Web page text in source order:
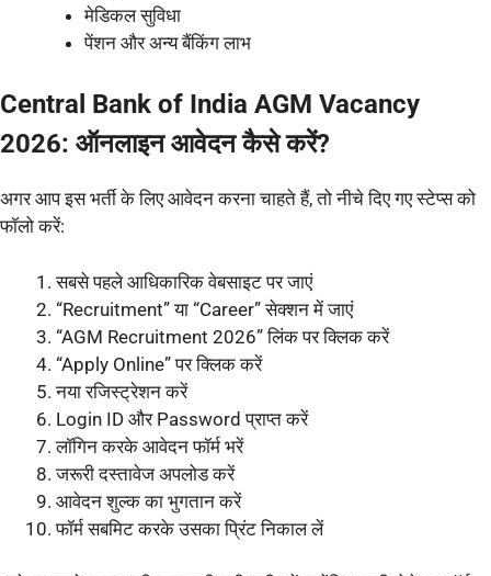
मेडिकल सुविधा
पेंशन और अन्य बैंकिंग लाभ
Central Bank of India AGM Vacancy
2026: ऑनलाइन आवेदन कैसे करें?
अगर आप इस भर्ती के लिए आवेदन करना चाहते हैं, तो नीचे दिए गए स्टेप्स को
फॉलो करें:
सबसे पहले आधिकारिक वेबसाइट पर जाएं
“Recruitment” या “Career” सेक्शन में जाएं
“AGM Recruitment 2026” लिंक पर क्लिक करें
“Apply Online” पर क्लिक करें
नया रजिस्ट्रेशन करें
Login ID और Password प्राप्त करें
लॉगिन करके आवेदन फॉर्म भरें
जरूरी दस्तावेज अपलोड करें
आवेदन शुल्क का भुगतान करें
फॉर्म सबमिट करके उसका प्रिंट निकाल लें